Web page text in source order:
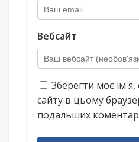
Вебсайт
Зберегти моє
сайту в цьому
подальших